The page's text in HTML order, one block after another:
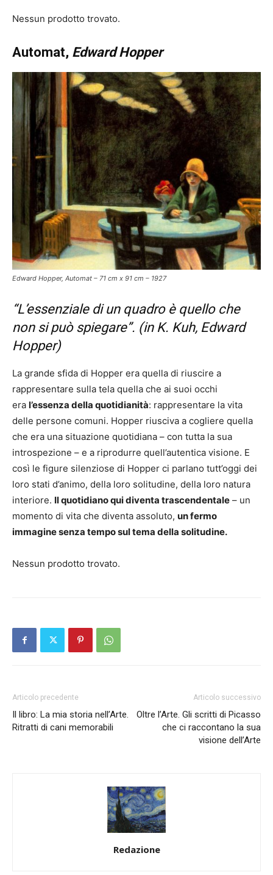
Nessun prodotto trovato.
Automat, Edward Hopper
Edward Hopper, Automat – 71 cm x 91 cm – 1927
“L’essenziale di un quadro è quello che
non si può spiegare”. (in K. Kuh, Edward
Hopper)
La grande sfida di Hopper era quella di riuscire a
rappresentare sulla tela quella che ai suoi occhi
era l’essenza della quotidianità: rappresentare la vita
delle persone comuni. Hopper riusciva a cogliere quella
che era una situazione quotidiana – con tutta la sua
introspezione – e a riprodurre quell’autentica visione. E
così le figure silenziose di Hopper ci parlano tutt’oggi dei
loro stati d’animo, della loro solitudine, della loro natura
interiore. Il quotidiano qui diventa trascendentale – un
momento di vita che diventa assoluto, un fermo
immagine senza tempo sul tema della solitudine.
Nessun prodotto trovato.
Articolo precedente
Il libro: La mia storia nell’Arte.
Ritratti di cani memorabili
Articolo successivo
Oltre l’Arte. Gli scritti di Picasso
che ci raccontano la sua
visione dell’Arte
Redazione